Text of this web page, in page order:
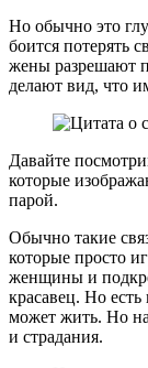
Но обычно это
боится потерять
жены разрешают
делают вид, что
Давайте
которые
парой.
Обычно такие
которые просто
женщины и
красавец. Но
может жить. Но
и страдания.